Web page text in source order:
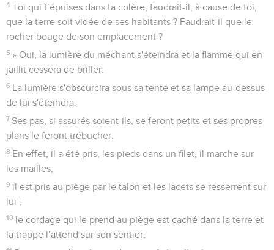
4 Toi qui t’épuises dans ta colère, faudrait-il, à cause de toi,
que la terre soit vidée de ses habitants ? Faudrait-il que le
rocher bouge de son emplacement ?
5 » Oui, la lumière du méchant s'éteindra et la flamme qui en
jaillit cessera de briller.
6 La lumière s'obscurcira sous sa tente et sa lampe au-dessus
de lui s'éteindra.
7 Ses pas, si assurés soient-ils, se feront petits et ses propres
plans le feront trébucher.
8 En effet, il a été pris, les pieds dans un filet, il marche sur
les mailles,
9 il est pris au piège par le talon et les lacets se resserrent sur
lui ;
10 le cordage qui le prend au piège est caché dans la terre et
la trappe l’attend sur son sentier.